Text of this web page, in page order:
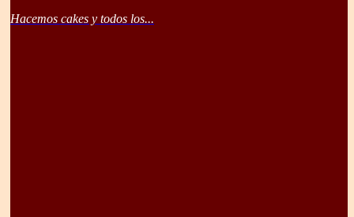
Hacemos cakes y todos los...